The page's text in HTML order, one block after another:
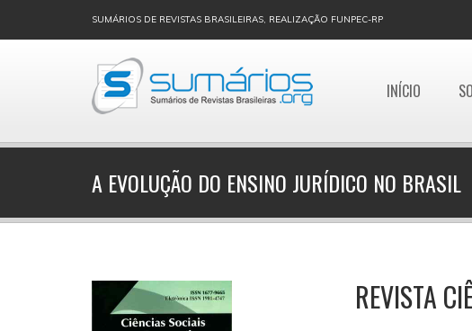
SUMÁRIOS DE REVISTAS BRASILEIRAS, REALIZAÇÃO FUNPEC-RP
INÍCIO
A EVOLUÇÃO DO ENSINO JURÍDICO NO BRASIL
REVISTA